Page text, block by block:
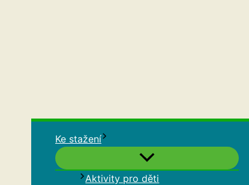
Ke stažení
Aktivity pro děti